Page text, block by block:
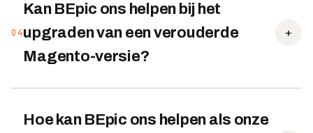
04
Kan BEpic ons helpen bij het
upgraden van een verouderde
Magento-versie?
+
Hoe kan BEpic ons helpen als onze